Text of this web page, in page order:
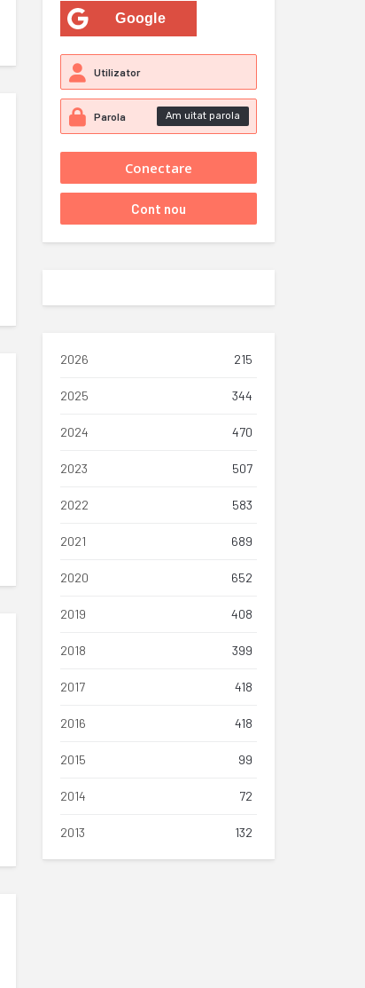
Google
Am uitat parola
2026 215
2025 344
2024 470
2023 507
2022 583
2021 689
2020 652
2019 408
2018 399
2017 418
2016 418
2015 99
2014 72
2013 132